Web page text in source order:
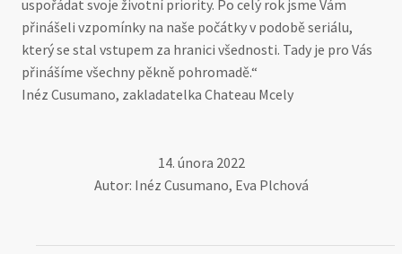
uspořádat svoje životní priority. Po celý rok jsme Vám
přinášeli vzpomínky na naše počátky v podobě seriálu,
který se stal vstupem za hranici všednosti. Tady je pro Vás
přinášíme všechny pěkně pohromadě.“
Inéz Cusumano, zakladatelka Chateau Mcely
14. února 2022
Autor: Inéz Cusumano, Eva Plchová